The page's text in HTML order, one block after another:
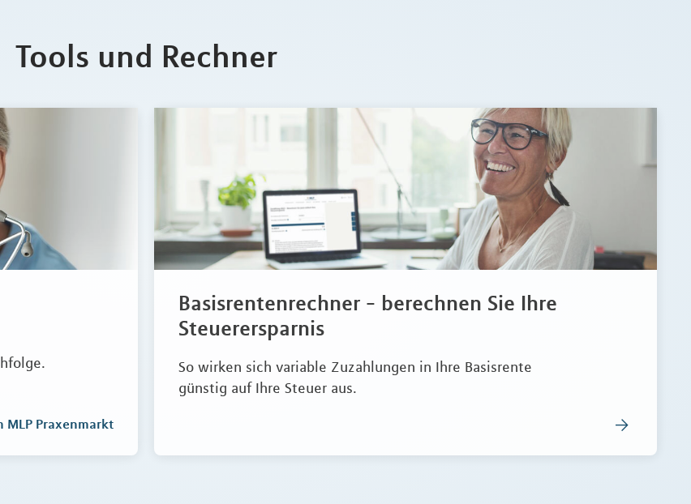
Tools und Rechner
MLP Praxenmarkt
Basisrentenrechner - berechnen Sie Ihre
Steuerersparnis
So wirken sich variable Zuzahlungen in Ihre Basisrente
günstig auf Ihre Steuer aus.